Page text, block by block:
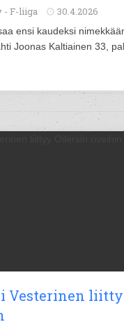
- F-liiga 30.4.2026
ensi kaudeksi
Joonas Kaltiainen 33,
Vesterinen